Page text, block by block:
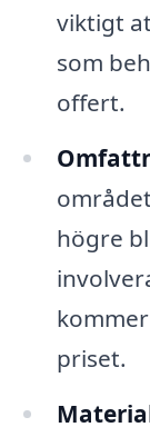
viktigt
som
offert.
högre
priset.